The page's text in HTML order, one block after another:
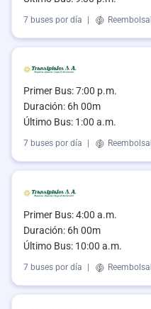
7 buses por día |
Primer Bus: 7:00 p.m.
Duración: 6h 00m
Último Bus: 1:00 a.m.
7 buses por día
Primer Bus: 4:00 a.m.
Duración: 6h 00m
Último Bus: 10:00 a.m.
7 buses por día